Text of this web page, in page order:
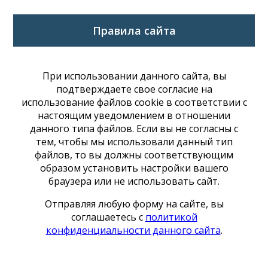
Правила сайта
При использовании данного сайта, вы
подтверждаете свое согласие на
использование файлов cookie в соответствии с
настоящим уведомлением в отношении
данного типа файлов. Если вы не согласны с
тем, чтобы мы использовали данный тип
файлов, то вы должны соответствующим
образом установить настройки вашего
браузера или не использовать сайт.
Отправляя любую форму на сайте, вы
соглашаетесь с политикой
конфиденциальности данного сайта.